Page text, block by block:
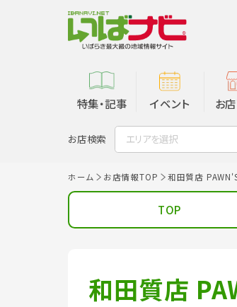
特集・記事 イベント お
お店検索 エリアを選択
ホーム お店情報TOP 和田質店
TOP
和田質店